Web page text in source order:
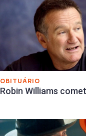
OBITUÁRIO
Robin Williams